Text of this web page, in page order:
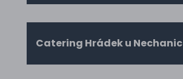
Catering Hrádek u Nechanic